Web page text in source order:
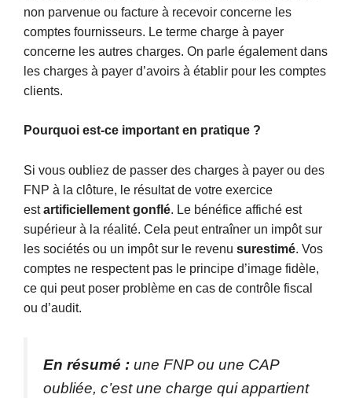
non parvenue ou facture à recevoir concerne les
comptes fournisseurs. Le terme charge à payer
concerne les autres charges. On parle également dans
les charges à payer d’avoirs à établir pour les comptes
clients.
Pourquoi est-ce important en pratique ?
Si vous oubliez de passer des charges à payer ou des
FNP à la clôture, le résultat de votre exercice
estartificiellement gonflé. Le bénéfice affiché est
supérieur à la réalité. Cela peut entraîner un impôt sur
les sociétés ou un impôt sur le revenu surestimé. Vos
comptes ne respectent pas le principe d’image fidèle,
ce qui peut poser problème en cas de contrôle fiscal
ou d’audit.
En résumé : une FNP ou une CAP
oubliée, c’est une charge qui appartient